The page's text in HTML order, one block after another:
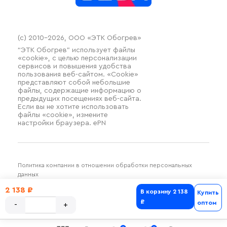
2 138 ₽ В корзину 2 138
₽
Купить
оптом
(c) 2010–2026, ООО «ЭТК Обогрев»
“ЭТК Обогрев” использует файлы
«cookie», с целью персонализации
сервисов и повышения удобства
пользования веб-сайтом. «Cookie»
представляют собой небольшие
файлы, содержащие информацию о
предыдущих посещениях веб-сайта.
Если вы не хотите использовать
файлы «cookie», измените
настройки браузера. ePN
Политика компании в отношении обработки персональных
данных